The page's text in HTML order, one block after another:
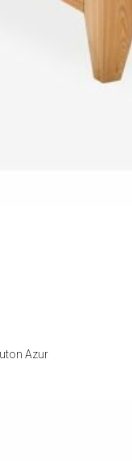
Azur